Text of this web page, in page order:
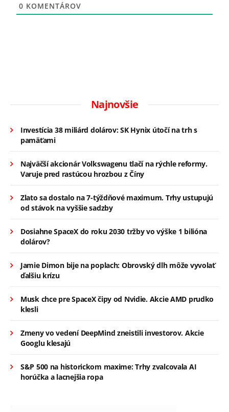
0 KOMENTÁROV
Najnovšie
Investícia 38 miliárd dolárov: SK Hynix útočí na trh s
pamäťami
Najväčší akcionár Volkswagenu tlačí na rýchle reformy.
Varuje pred rastúcou hrozbou z Číny
Zlato sa dostalo na 7-týždňové maximum. Trhy ustupujú
od stávok na vyššie sadzby
Dosiahne SpaceX do roku 2030 tržby vo výške 1 bilióna
dolárov?
Jamie Dimon bije na poplach: Obrovský dlh môže vyvolať
ďalšiu krízu
Musk chce pre SpaceX čipy od Nvidie. Akcie AMD prudko
klesli
Zmeny vo vedení DeepMind zneistili investorov. Akcie
Googlu klesajú
S&P 500 na historickom maxime: Trhy zvalcovala AI
horúčka a lacnejšia ropa